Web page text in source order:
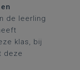
de leerling
klas, bij
deze